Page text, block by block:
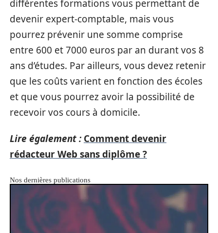
différentes formations vous permettant de
devenir expert-comptable, mais vous
pourrez prévenir une somme comprise
entre 600 et 7000 euros par an durant vos 8
ans d’études. Par ailleurs, vous devez retenir
que les coûts varient en fonction des écoles
et que vous pourrez avoir la possibilité de
recevoir vos cours à domicile.
Lire également : Comment devenir
rédacteur Web sans diplôme ?
Nos dernières publications